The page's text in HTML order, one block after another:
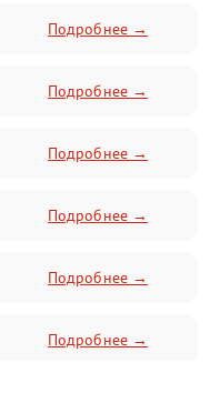
Подробнее →
Подробнее →
Подробнее →
Подробнее →
Подробнее →
Подробнее →